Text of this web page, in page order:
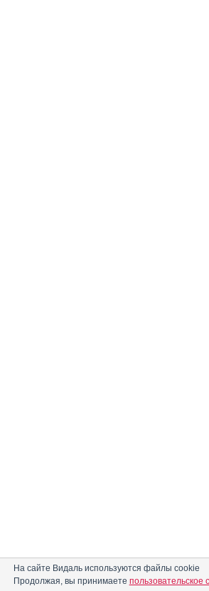
На сайте Видаль используются файлы cookie
Продолжая, вы принимаете пользовательское